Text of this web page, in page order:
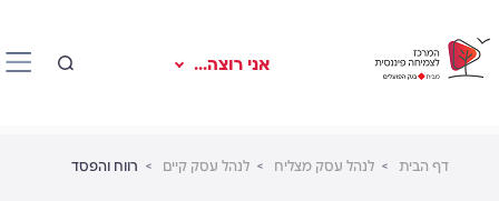
אני רוצה...
דף הבית לנהל עסק מצליח לנהל עסק קיים רווח והפסד